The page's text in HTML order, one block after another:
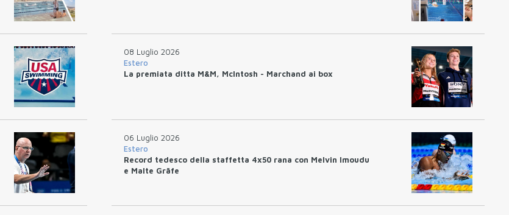
08 Luglio 2026
Estero
La premiata ditta M&M, McIntosh - Marchand ai box
06 Luglio 2026
Estero
Record tedesco della staffetta 4x50 rana con Melvin Imoudu
e Malte Gräfe